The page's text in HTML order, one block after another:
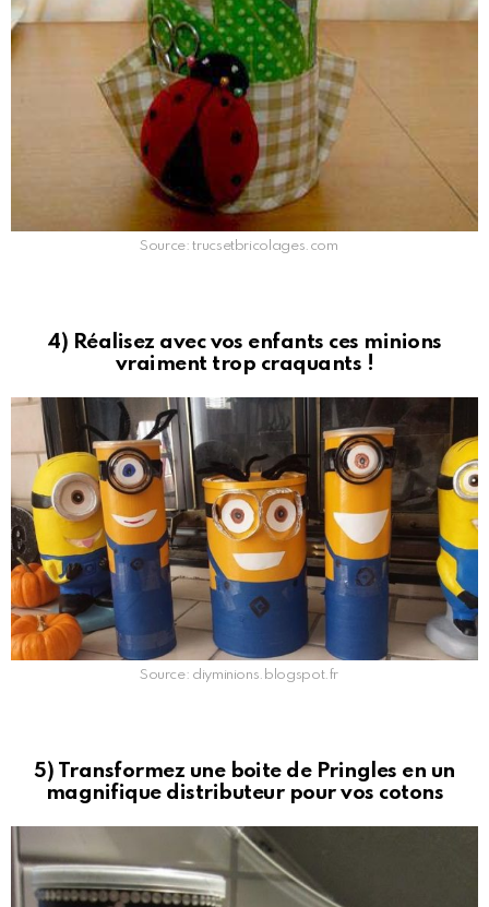
Source: trucsetbricolages.com
4) Réalisez avec vos enfants ces minions
vraiment trop craquants !
Source: diyminions.blogspot.fr
5) Transformez une boite de Pringles en un
magnifique distributeur pour vos cotons